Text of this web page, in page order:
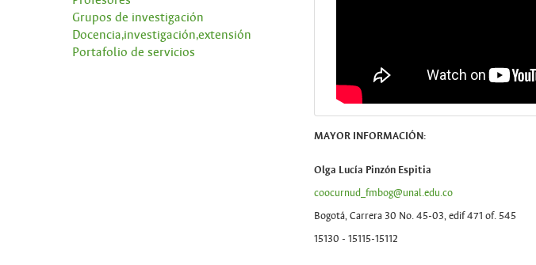
Grupos de investigación
Docencia,investigación,extensión
Portafolio de servicios
MAYOR INFORMACIÓN:
Olga Lucía Pinzón Espitia
coocurnud_fmbog@unal.edu.co
Bogotá, Carrera 30 No. 45-03, edif 471 of. 545
15130 - 15115-15112